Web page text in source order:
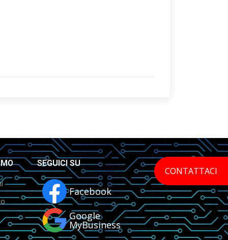
SEGUICI SU
Facebook
Google
MyBusiness
CONTATTACI